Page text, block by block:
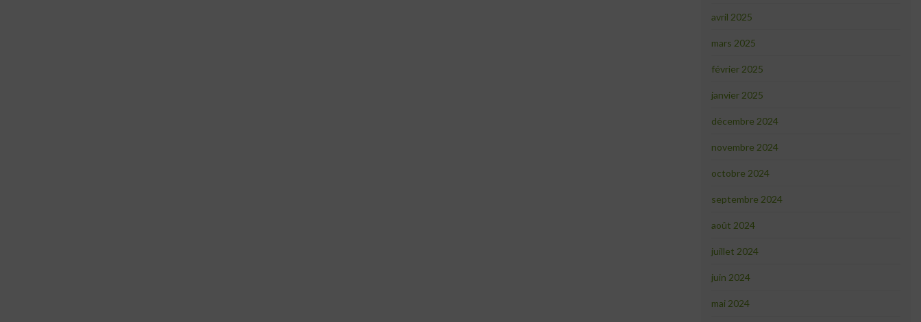
avril 2025
mars 2025
février 2025
janvier 2025
décembre 2024
novembre 2024
octobre 2024
septembre 2024
août 2024
juillet 2024
juin 2024
mai 2024